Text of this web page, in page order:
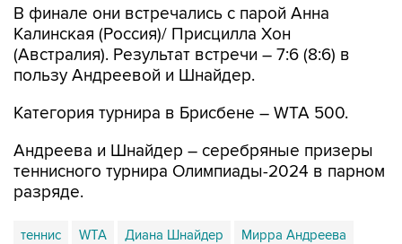
В финале они встречались с парой Анна
Калинская (Россия)/ Присцилла Хон
(Австралия). Результат встречи – 7:6 (8:6) в
пользу Андреевой и Шнайдер.
Категория турнира в Брисбене – WTA 500.
Андреева и Шнайдер – серебряные призеры
теннисного турнира Олимпиады-2024 в парном
разряде.
теннис WTA Диана Шнайдер Мирра Андреева